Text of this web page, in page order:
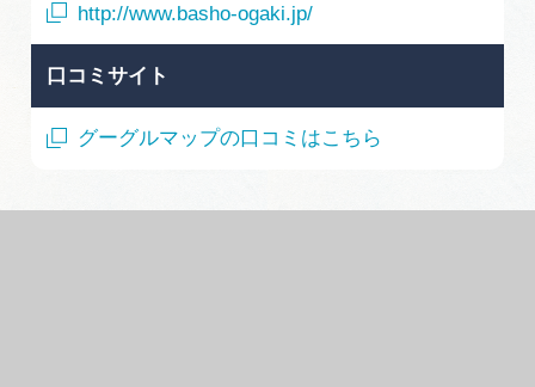
http://www.basho-ogaki.jp/
口コミサイト
グーグルマップの口コミはこちら